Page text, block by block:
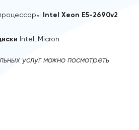
Intel Xeon E5-2690v2
Intel, Micron
услуг можно посмотреть